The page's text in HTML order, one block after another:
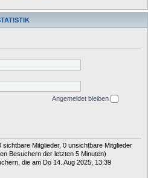
Angemeldet bleiben
sichtbare Mitglieder, 0 unsichtbare Mitglieder
Besuchern der letzten 5 Minuten)
die am Do 14. Aug 2025, 13:39